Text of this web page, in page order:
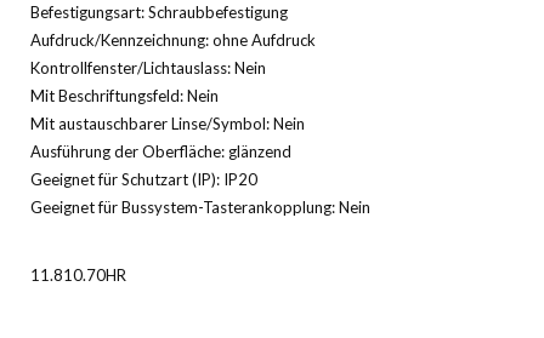
Befestigungsart: Schraubbefestigung
Aufdruck/Kennzeichnung: ohne Aufdruck
Kontrollfenster/Lichtauslass: Nein
Mit Beschriftungsfeld: Nein
Mit austauschbarer Linse/Symbol: Nein
Ausführung der Oberfläche: glänzend
Geeignet für Schutzart (IP): IP20
Geeignet für Bussystem-Tasterankopplung: Nein
11.810.70HR